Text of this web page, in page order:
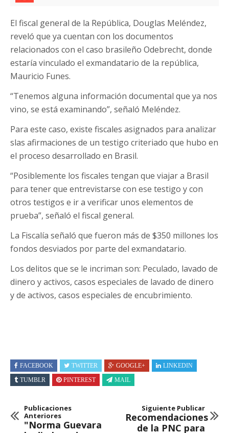
El fiscal general de la República, Douglas Meléndez,
reveló que ya cuentan con los documentos
relacionados con el caso brasileño Odebrecht, donde
estaría vinculado el exmandatario de la república,
Mauricio Funes.
“Tenemos alguna información documental que ya nos
vino, se está examinando”, señaló Meléndez.
Para este caso, existe fiscales asignados para analizar
slas afirmaciones de un testigo criteriado que hubo en
el proceso desarrollado en Brasil.
“Posiblemente los fiscales tengan que viajar a Brasil
para tener que entrevistarse con ese testigo y con
otros testigos e ir a verificar unos elementos de
prueba”, señaló el fiscal general.
La Fiscalía señaló que fueron más de $350 millones los
fondos desviados por parte del exmandatario.
Los delitos que se le incriman son: Peculado, lavado de
dinero y activos, casos especiales de lavado de dinero
y de activos, casos especiales de encubrimiento.
FACEBOOK TWITTER GOOGLE+
LINKEDIN
TUMBLR
PINTEREST MAIL
Publicaciones
Anteriores
"Norma Guevara
Siguiente Publicar
Recomendaciones
de la PNC para